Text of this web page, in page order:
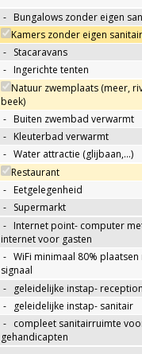
- Bungalows zonder eigen
Kamers zonder eigen sanitair
- Stacaravans
- Ingerichte tenten
Natuur zwemplaats (meer,
beek)
- Buiten zwembad verwarmt
- Kleuterbad verwarmt
- Water attractie (glijbaan,…)
Restaurant
- Eetgelegenheid
- Supermarkt
- Internet point- computer
internet voor gasten
- WiFi minimaal 80% plaatsen
signaal
-
geleidelijke instap-
-
geleidelijke instap- sanitair
- compleet sanitairruimte
gehandicapten